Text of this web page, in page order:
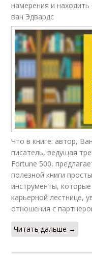
намерения и
ван Эдвардс
Что в книге: автор,
писатель, ведущая
Fortune 500,
полезной книги
инструменты,
карьерной лестнице,
отношения с
Читать дальше →